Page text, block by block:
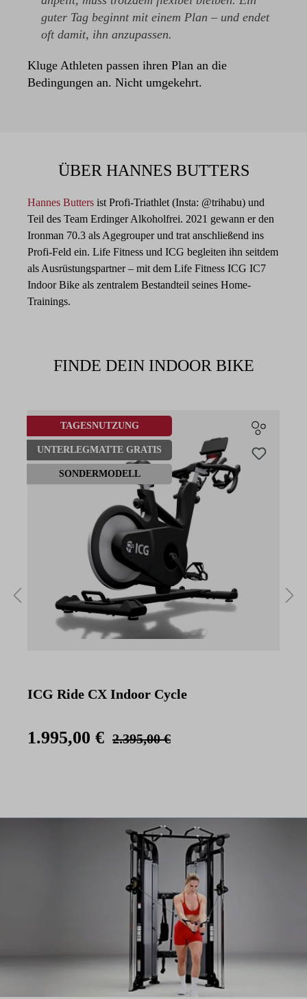
guter Tag beginnt mit einem Plan – und endet
oft damit, ihn anzupassen.
Kluge Athleten passen ihren Plan an die
Bedingungen an. Nicht umgekehrt.
ÜBER HANNES BUTTERS
Hannes Butters ist Profi-Triathlet (Insta: @trihabu) und
Teil des Team Erdinger Alkoholfrei. 2021 gewann er den
Ironman 70.3 als Agegrouper und trat anschließend ins
Profi-Feld ein. Life Fitness und ICG begleiten ihn seitdem
als Ausrüstungspartner – mit dem Life Fitness ICG IC7
Indoor Bike als zentralem Bestandteil seines Home-
Trainings.
FINDE DEIN INDOOR BIKE
Produktgalerie überspringen
TAGESNUTZUNG
UNTERLEGMATTE GRATIS
SONDERMODELL
ICG Ride CX Indoor Cycle
1.995,00 € 2.395,00 €